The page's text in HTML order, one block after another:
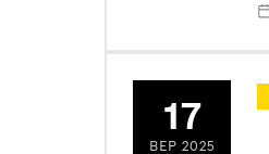
17
ВЕР 2025